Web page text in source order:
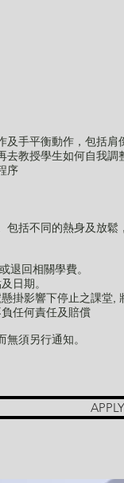
及手平衡動作，包括
去教授學生如何自我
序
包括不同的熱身及放
退回相關學費。
日期。
掛影響下停止之課堂,
任何責任及賠償
須另行通知。
APPLY